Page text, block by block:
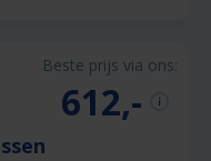
Beste prijs via ons:
612,-